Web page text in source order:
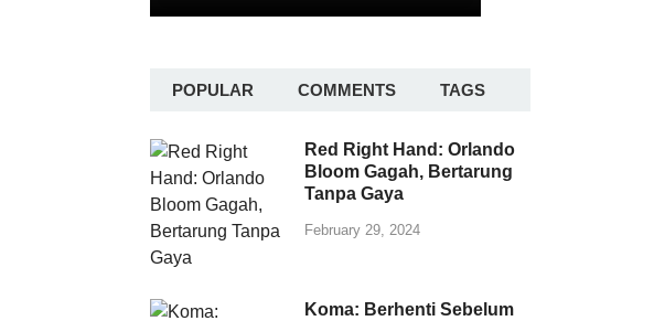
POPULAR COMMENTS TAGS
Red Right Hand: Orlando
Bloom Gagah, Bertarung
Tanpa Gaya
February 29, 2024
Koma: Berhenti Sebelum